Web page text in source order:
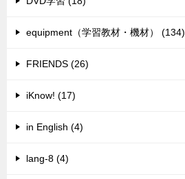
equipment（学習教材・機材） (134)
FRIENDS (26)
iKnow! (17)
in English (4)
lang-8 (4)